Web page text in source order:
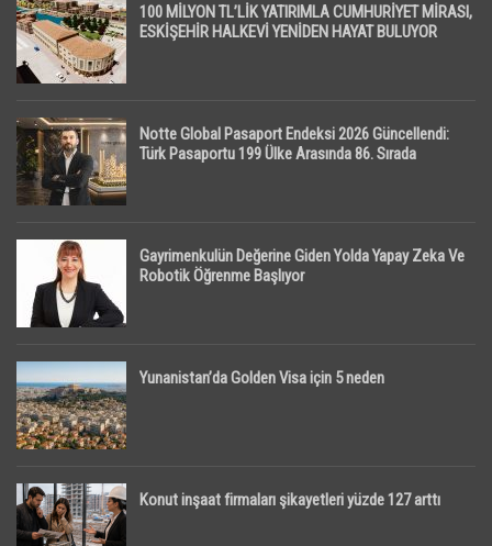
100 MİLYON TL’LİK YATIRIMLA CUMHURİYET MİRASI,
ESKİŞEHİR HALKEVİ YENİDEN HAYAT BULUYOR
Notte Global Pasaport Endeksi 2026 Güncellendi:
Türk Pasaportu 199 Ülke Arasında 86. Sırada
Gayrimenkulün Değerine Giden Yolda Yapay Zeka Ve
Robotik Öğrenme Başlıyor
Yunanistan’da Golden Visa için 5 neden
Konut inşaat firmaları şikayetleri yüzde 127 arttı